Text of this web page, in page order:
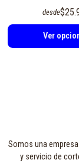
desde
Ver
Somos una
y servicio de